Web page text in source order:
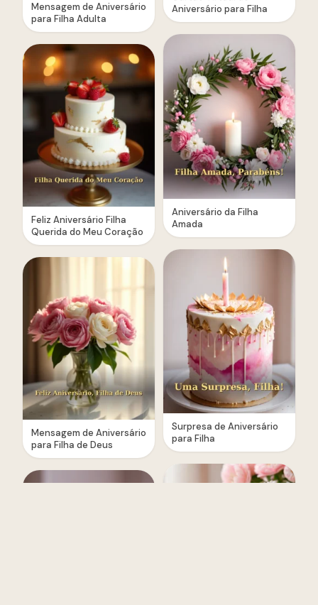
Mensagem de Aniversário
para Filha Adulta
Feliz Aniversário Filha
Querida do Meu Coração
Mensagem de Aniversário
para Filha de Deus
Aniversário para Filha
Aniversário da Filha
Amada
Surpresa de Aniversário
para Filha